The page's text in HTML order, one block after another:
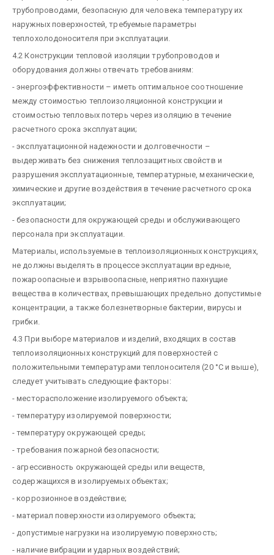
трубопроводами, безопасную для человека температуру их
наружных поверхностей, требуемые параметры
теплохолодоносителя при эксплуатации.
4.2 Конструкции тепловой изоляции трубопроводов и
оборудования должны отвечать требованиям:
- энергоэффективности – иметь оптимальное соотношение
между стоимостью теплоизоляционной конструкции и
стоимостью тепловых потерь через изоляцию в течение
расчетного срока эксплуатации;
- эксплуатационной надежности и долговечности –
выдерживать без снижения теплозащитных свойств и
разрушения эксплуатационные, температурные, механические,
химические и другие воздействия в течение расчетного срока
эксплуатации;
- безопасности для окружающей среды и обслуживающего
персонала при эксплуатации.
Материалы, используемые в теплоизоляционных конструкциях,
не должны выделять в процессе эксплуатации вредные,
пожароопасные и взрывоопасные, неприятно пахнущие
вещества в количествах, превышающих предельно допустимые
концентрации, а также болезнетворные бактерии, вирусы и
грибки.
4.3 При выборе материалов и изделий, входящих в состав
теплоизоляционных конструкций для поверхностей с
положительными температурами теплоносителя (20 °С и выше),
следует учитывать следующие факторы:
- месторасположение изолируемого объекта;
- температуру изолируемой поверхности;
- температуру окружающей среды;
- требования пожарной безопасности;
- агрессивность окружающей среды или веществ,
содержащихся в изолируемых объектах;
- коррозионное воздействие;
- материал поверхности изолируемого объекта;
- допустимые нагрузки на изолируемую поверхность;
- наличие вибрации и ударных воздействий;